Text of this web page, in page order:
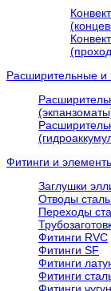
Расширительные и
Фитинги и
Заглушки
Отводы
Переходы
Фитинги RVC
Фитинги SF
Фитинги
Фитинги